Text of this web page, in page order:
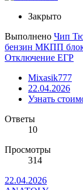
Закрыто
Выполнено Чип
бензин МКПП
Отключение ЕГР
Mixasik777
22.04.2026
Узнать
Ответы
10
Просмотры
314
22.04.2026